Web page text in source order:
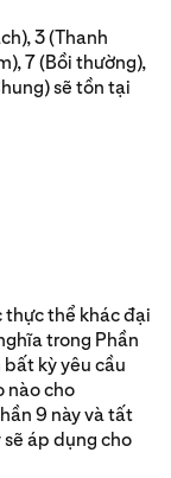
3 (Thanh
7 (Bồi thường),
sẽ tồn tại
thực thể khác đại
trong Phần
kỳ yêu cầu
nào cho
9 này và tất
áp dụng cho